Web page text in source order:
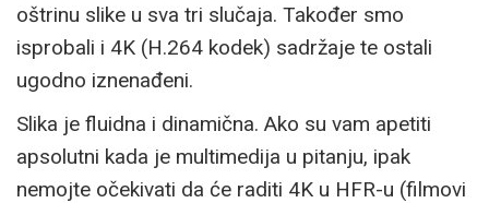
oštrinu slike u sva tri slučaja. Također smo
isprobali i 4K (H.264 kodek) sadržaje te ostali
ugodno iznenađeni.
Slika je fluidna i dinamična. Ako su vam apetiti
apsolutni kada je multimedija u pitanju, ipak
nemojte očekivati da će raditi 4K u HFR-u (filmovi